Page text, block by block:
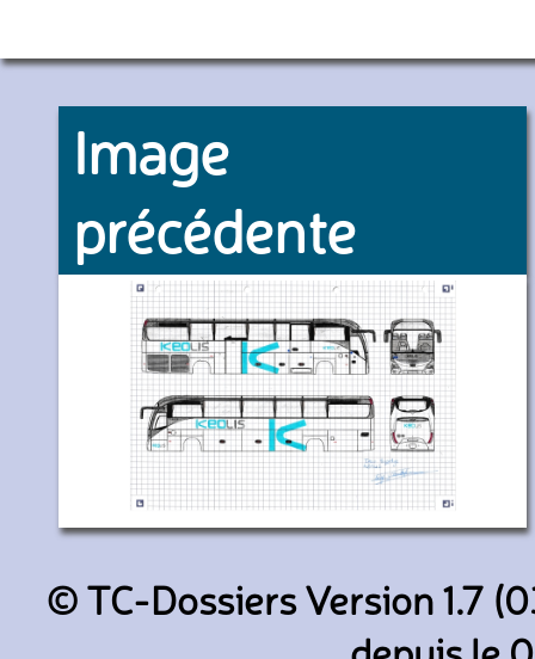
Image
précédente
D3 (Keolis)
© TC-Dossiers Version 1.7